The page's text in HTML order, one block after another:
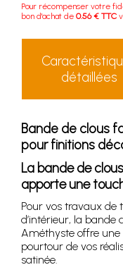
Pour récompenser votre
bon d'achat de 0.56 € TTC
détaillées
Bande de clous
pour finitions
La bande de
apporte une
Pour vos travaux de
d’intérieur, la
Améthyste offre
pourtour de vos
satinée.